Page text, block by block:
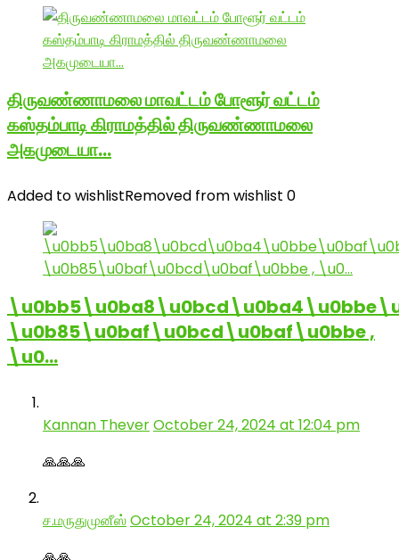
திருவண்ணாமலை மாவட்டம் போளூர் வட்டம்
கஸ்தம்பாடி கிராமத்தில் திருவண்ணாமலை
அகமுடையா…
Added to wishlistRemoved from wishlist 0
\u0b85\u0baf\u0bcd\u0baf\u0bbe ,
\u0…
Kannan TheverOctober 24, 2024 at 12:04 pm
🙏🙏🙏
ச.மருதுமுனீஸ்October 24, 2024 at 2:39 pm